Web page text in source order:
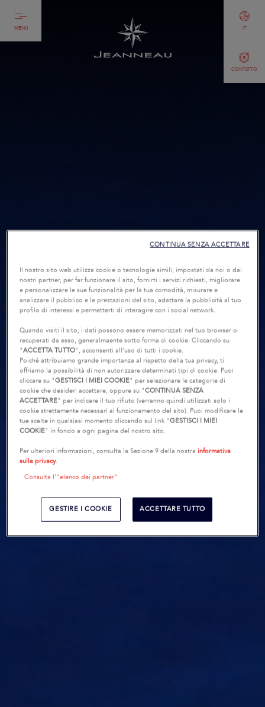
MENU
CONTATTO
IT
Il nostro sito web utilizza cookie o tecnologie simili, impostati da noi o dai
nostri partner, per far funzionare il sito, fornirti i servizi richiesti, migliorare
e personalizzare le sue funzionalità per la tua comodità, misurare e
analizzare il pubblico e le prestazioni del sito, adattare la pubblicità al tuo
profilo di interessi e permetterti di interagire con i social network.
Quando visiti il sito, i dati possono essere memorizzati nel tuo browser o
recuperati da esso, generalmaente sotto forma di cookie. Cliccando su
"ACCETTA TUTTO", acconsenti all’uso di tutti i cookie.
Poiché attribuiamo grande importanza al rispetto della tua privacy, ti
offriamo la possibilità di non autorizzare determinati tipi di cookie. Puoi
cliccare su "GESTISCI I MIEI COOKIE" per selezionare le categorie di
cookie che desideri accettare, oppure su "CONTINUA SENZA
ACCETTARE" per indicare il tuo rifiuto (verranno quindi utilizzati solo i
cookie strettamente necessari al funzionamento del sito). Puoi modificare le
tue scelte in qualsiasi momento cliccando sul link "GESTISCI I MIEI
COOKIE" in fondo a ogni pagina del nostro sito.
Per ulteriori informazioni, consulta la Sezione 9 della nostra informativa
sulla privacy.
Consulta l’"elenco dei partner"
GESTIRE I COOKIE ACCETTARE TUTTO
CONTINUA SENZA ACCETTARE